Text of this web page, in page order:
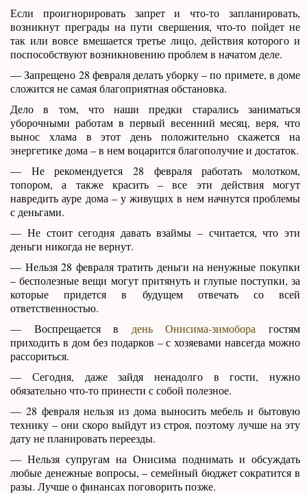
Если проигнорировать запрет и что-то запланировать,
возникнут преграды на пути свершения, что-то пойдет не
так или вовсе вмешается третье лицо, действия которого и
поспособствуют возникновению проблем в начатом деле.
— Запрещено 28 февраля делать уборку – по примете, в доме
сложится не самая благоприятная обстановка.
Дело в том, что наши предки старались заниматься
уборочными работам в первый весенний месяц, веря, что
вынос хлама в этот день положительно скажется на
энергетике дома – в нем воцарится благополучие и достаток.
— Не рекомендуется 28 февраля работать молотком,
топором, а также красить – все эти действия могут
навредить ауре дома – у живущих в нем начнутся проблемы
с деньгами.
— Не стоит сегодня давать взаймы – считается, что эти
деньги никогда не вернут.
— Нельзя 28 февраля тратить деньги на ненужные покупки
– бесполезные вещи могут притянуть и глупые поступки, за
которые придется в будущем отвечать со всей
ответственностью.
— Воспрещается в день Онисима-зимобора гостям
приходить в дом без подарков – с хозяевами навсегда можно
рассориться.
— Сегодня, даже зайдя ненадолго в гости, нужно
обязательно что-то принести с собой полезное.
— 28 февраля нельзя из дома выносить мебель и бытовую
технику – они скоро выйдут из строя, поэтому лучше на эту
дату не планировать переезды.
— Нельзя супругам на Онисима поднимать и обсуждать
любые денежные вопросы, – семейный бюджет сократится в
разы. Лучше о финансах поговорить позже.